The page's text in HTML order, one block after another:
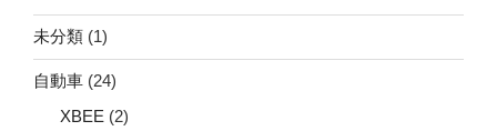
未分類 (1)
自動車 (24)
XBEE (2)